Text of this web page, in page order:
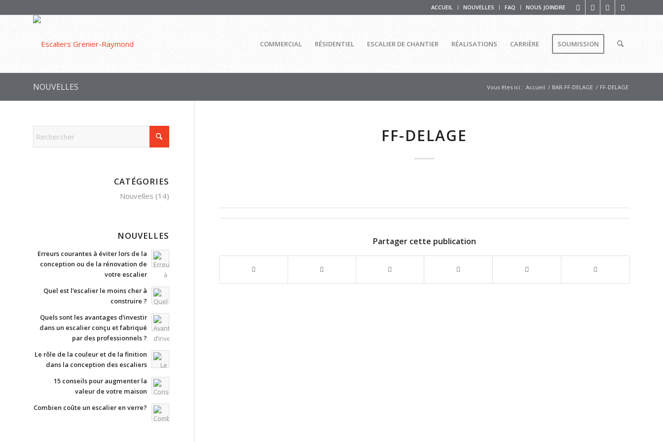
ACCUEIL NOUVELLES FAQ NOUS JOINDRE
COMMERCIAL RÉSIDENTIEL ESCALIER DE CHANTIER RÉALISATIONS CARRIÈRE SOUMISSION
NOUVELLES Vous êtes ici : Accueil / BAR-FF-DELAGE / FF-DELAGE
FF-DELAGE
Partager cette publication
CATÉGORIES
Nouvelles (14)
NOUVELLES
Erreurs courantes à éviter lors de la
conception ou de la rénovation de
votre escalier
Quel est l’escalier le moins cher à
construire ?
Quels sont les avantages d’investir
dans un escalier conçu et fabriqué
par des professionnels ?
Le rôle de la couleur et de la finition
dans la conception des escaliers
15 conseils pour augmenter la
valeur de votre maison
Combien coûte un escalier en verre?